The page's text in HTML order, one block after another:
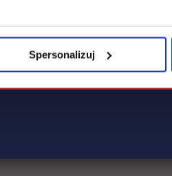
Spersonalizuj